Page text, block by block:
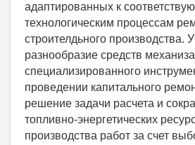
адаптированных к
технологическим процессам
строителдьного производства.
разнообразие средств
специализированного
проведении капитального
решение задачи расчета и
топливно-энергетических
производства работ за счет